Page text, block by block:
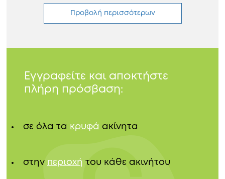
Προβολή περισσότερων
Εγγραφείτε και αποκτήστε
πλήρη πρόσβαση:
σε όλα τα κρυφά ακίνητα
στην περιοχή του κάθε ακινήτου